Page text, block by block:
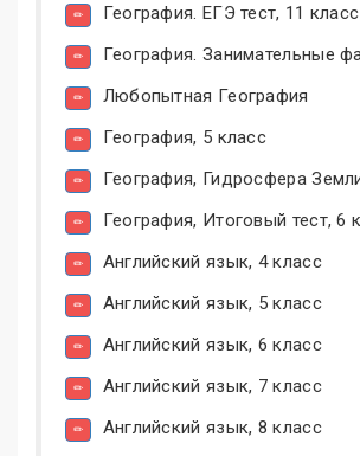
География. ЕГЭ тест, 11 класс
География. Занимательные
Любопытная География
География, 5 класс
География, Гидросфера
География, Итоговый тест, 6
Английский язык, 4 класс
Английский язык, 5 класс
Английский язык, 6 класс
Английский язык, 7 класс
Английский язык, 8 класс